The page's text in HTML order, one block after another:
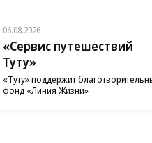
06.08.2026
«Сервис путешествий
Туту»
«Туту» поддержит
фонд «Линия Жизни»